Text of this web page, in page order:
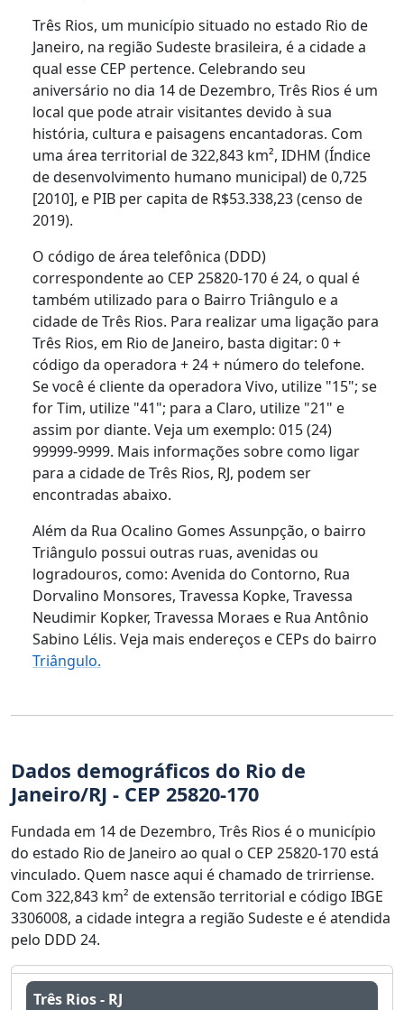
Três Rios, um município situado no estado Rio de
Janeiro, na região Sudeste brasileira, é a cidade a
qual esse CEP pertence. Celebrando seu
aniversário no dia 14 de Dezembro, Três Rios é um
local que pode atrair visitantes devido à sua
história, cultura e paisagens encantadoras. Com
uma área territorial de 322,843 km², IDHM (Índice
de desenvolvimento humano municipal) de 0,725
[2010], e PIB per capita de R$53.338,23 (censo de
2019).
O código de área telefônica (DDD)
correspondente ao CEP 25820-170 é 24, o qual é
também utilizado para o Bairro Triângulo e a
cidade de Três Rios. Para realizar uma ligação para
Três Rios, em Rio de Janeiro, basta digitar: 0 +
código da operadora + 24 + número do telefone.
Se você é cliente da operadora Vivo, utilize "15"; se
for Tim, utilize "41"; para a Claro, utilize "21" e
assim por diante. Veja um exemplo: 015 (24)
99999-9999. Mais informações sobre como ligar
para a cidade de Três Rios, RJ, podem ser
encontradas abaixo.
Além da Rua Ocalino Gomes Assunpção, o bairro
Triângulo possui outras ruas, avenidas ou
logradouros, como: Avenida do Contorno, Rua
Dorvalino Monsores, Travessa Kopke, Travessa
Neudimir Kopker, Travessa Moraes e Rua Antônio
Sabino Lélis. Veja mais endereços e CEPs do bairro
Triângulo.
Dados demográficos do Rio de
Janeiro/RJ - CEP 25820-170
Fundada em 14 de Dezembro, Três Rios é o município
do estado Rio de Janeiro ao qual o CEP 25820-170 está
vinculado. Quem nasce aqui é chamado de trirriense.
Com 322,843 km² de extensão territorial e código IBGE
3306008, a cidade integra a região Sudeste e é atendida
pelo DDD 24.
Três Rios - RJ